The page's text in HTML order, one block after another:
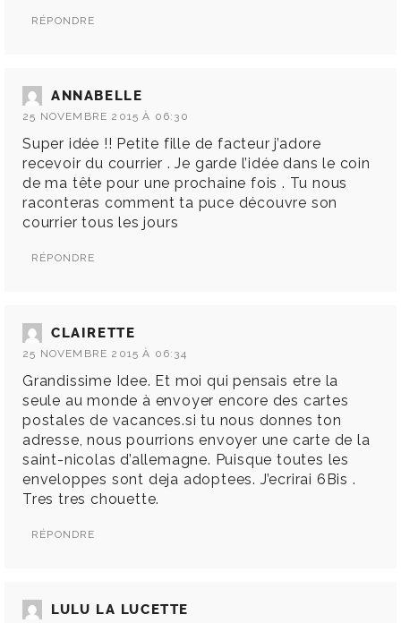
RÉPONDRE
ANNABELLE
25 NOVEMBRE 2015 À 06:30
Super idée !! Petite fille de facteur j’adore
recevoir du courrier . Je garde l’idée dans le coin
de ma tête pour une prochaine fois . Tu nous
raconteras comment ta puce découvre son
courrier tous les jours
RÉPONDRE
CLAIRETTE
25 NOVEMBRE 2015 À 06:34
Grandissime Idee. Et moi qui pensais etre la
seule au monde à envoyer encore des cartes
postales de vacances.si tu nous donnes ton
adresse, nous pourrions envoyer une carte de la
saint-nicolas d’allemagne. Puisque toutes les
enveloppes sont deja adoptees. J’ecrirai 6Bis .
Tres tres chouette.
RÉPONDRE
LULU LA LUCETTE